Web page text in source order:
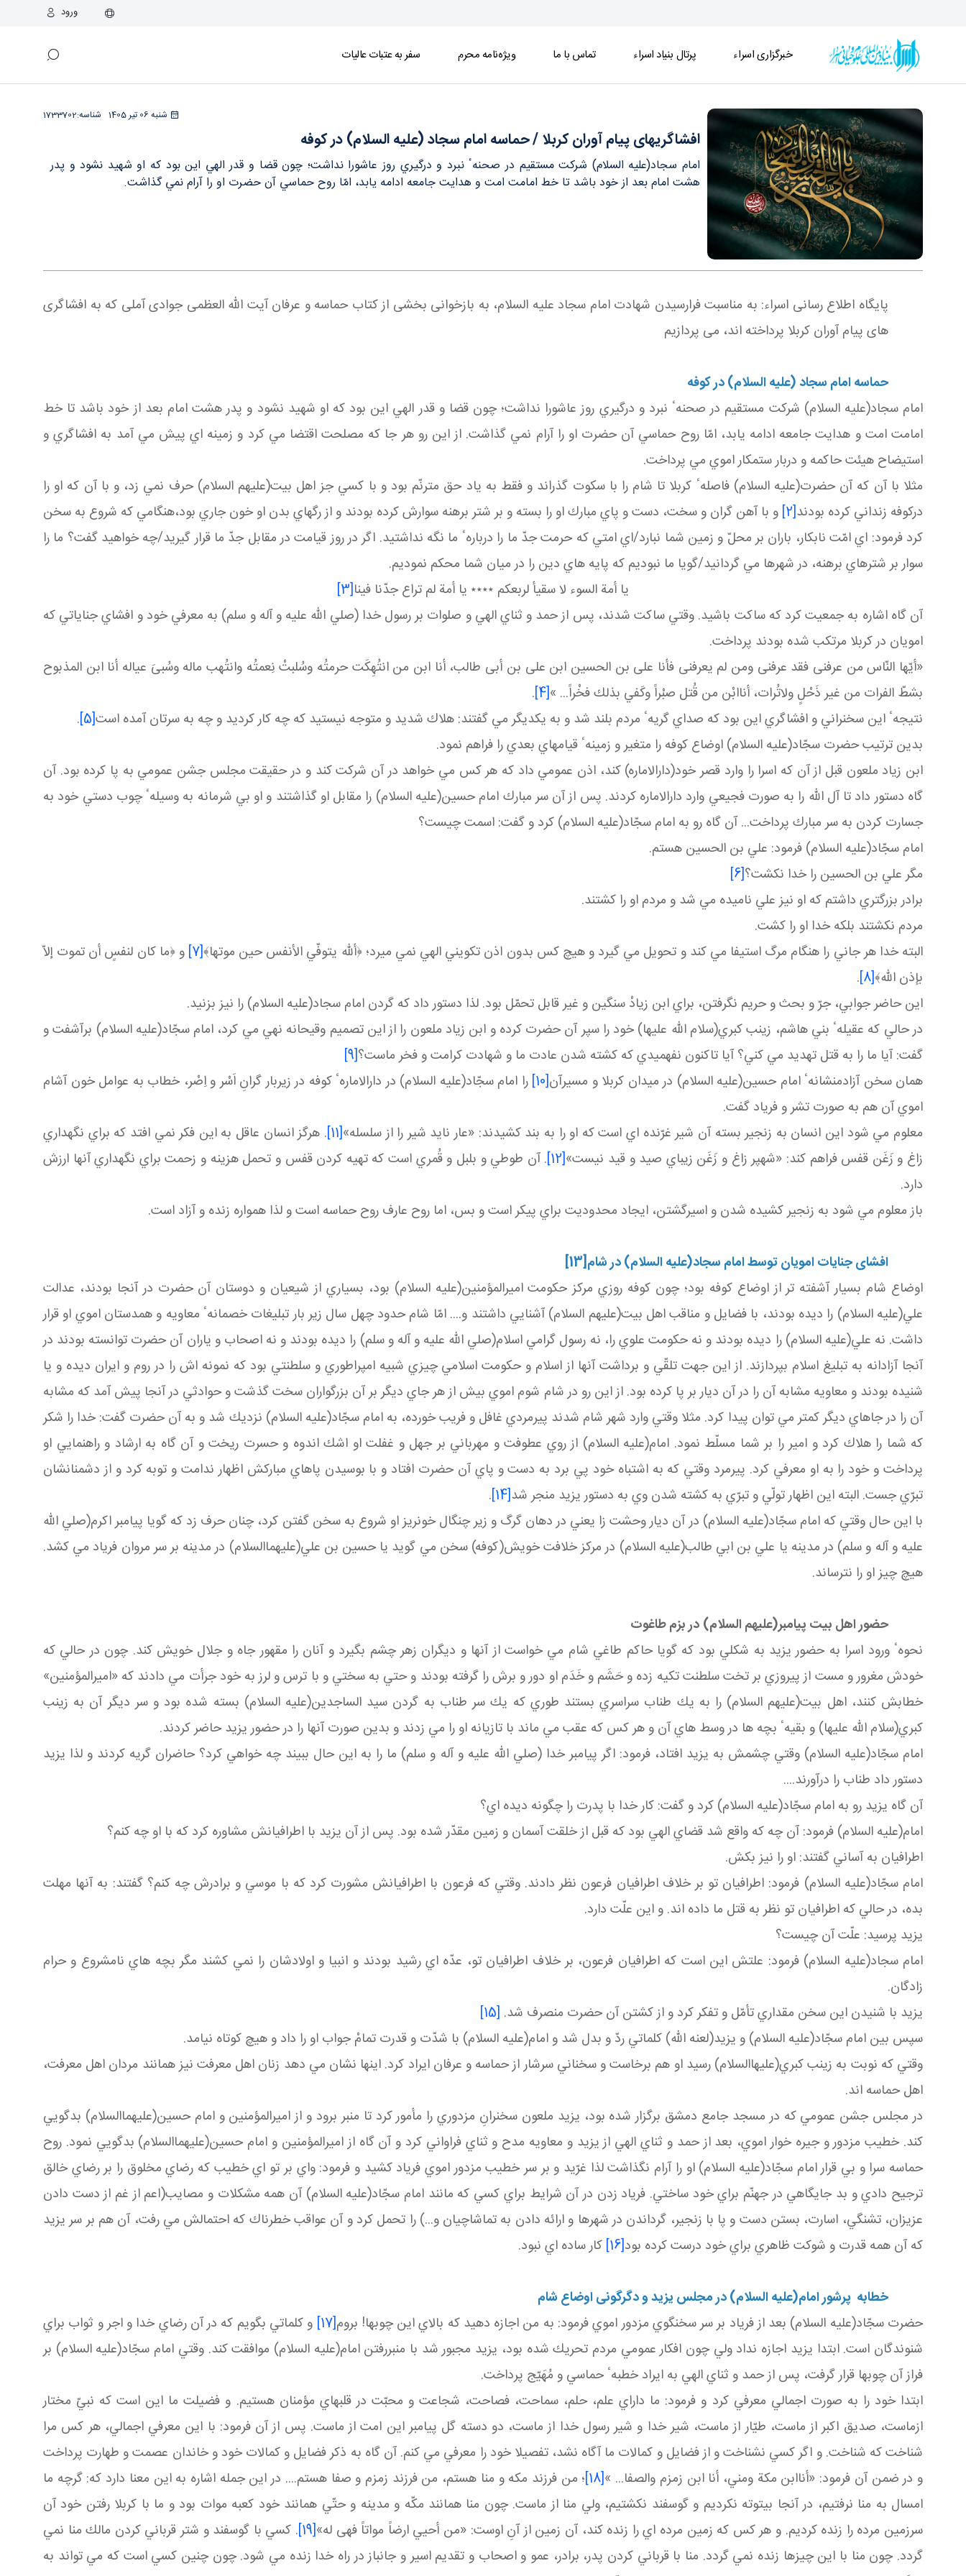
ورود
خبرگزاری اسراء پرتال بنیاد اسراء تماس با ما ویژه‌نامه محرم سفر به عتبات عالیات
شنبه 06 تیر 1405 1733702شناسه:
افشاگريهای پيام آوران کربلا / حماسه امام سجاد (عليه السلام) در کوفه
امام سجاد(عليه السلام) شركت مستقيم در صحنهٴ نبرد و درگيري روز عاشورا نداشت؛ چون قضا و قدر الهي اين بود كه او شهيد نشود و پدر
هشت امام بعد از خود باشد تا خط امامت امت و هدايت جامعه ادامه يابد، امّا روح حماسي آن حضرت او را آرام نمي گذاشت.
پایگاه اطلاع رسانی اسراء: به مناسبت فرارسیدن شهادت امام سجاد علیه السلام، به بازخوانی بخشی از کتاب حماسه و عرفان آیت الله العظمی جوادی آملی که به افشاگری
های پیام آوران کربلا پرداخته اند، می پردازیم
حماسه امام سجاد (عليه السلام) در کوفه
امام سجاد(عليه السلام) شركت مستقيم در صحنهٴ نبرد و درگيري روز عاشورا نداشت؛ چون قضا و قدر الهي اين بود كه او شهيد نشود و پدر هشت امام بعد از خود باشد تا خط
امامت امت و هدايت جامعه ادامه يابد، امّا روح حماسي آن حضرت او را آرام نمي گذاشت. از اين رو هر جا كه مصلحت اقتضا مي كرد و زمينه اي پيش مي آمد به افشاگري و
استيضاح هيئت حاكمه و دربار ستمكار اموي مي پرداخت.
مثلا با آن كه آن حضرت(عليه السلام) فاصلهٴ كربلا تا شام را با سكوت گذراند و فقط به ياد حق مترنّم بود و با كسي جز اهل بيت(عليهم السلام) حرف نمي زد، و با آن كه او را
دركوفه زنداني كرده بودند[2] و با آهن گران و سخت، دست و پاي مبارك او را بسته و بر شتر برهنه سوارش كرده بودند و از رگهاي بدن او خون جاري بود،هنگامي كه شروع به سخن
كرد فرمود: اي امّت نابكار، باران بر محلّ و زمين شما نبارد/اي امتي كه حرمت جدّ ما را دربارهٴ ما نگه نداشتيد. اگر در روز قيامت در مقابل جدّ ما قرار گيريد/چه خواهيد گفت؟ ما را
سوار بر شترهاي برهنه، در شهرها مي گردانيد/گويا ما نبوديم كه پايه هاي دين را در ميان شما محكم نموديم.
يا أمة السوء لا سقيأ لربعكم ٭٭٭٭ يا أمة لم تراع جدّنا فينا[3]
آن گاه اشاره به جمعيت كرد كه ساكت باشيد. وقتي ساكت شدند، پس از حمد و ثناي الهي و صلوات بر رسول خدا (صلي الله عليه و آله و سلم) به معرفي خود و افشاي جناياتي كه
امويان در كربلا مرتكب شده بودند پرداخت.
«أيّها النّاس من عرفنى فقد عرفنى ومن لم يعرفنى فأنا على بن الحسين ابن على بن أبى طالب، أنا ابن من انتُهِكَت حرمتُه وسُلبتْ نِعمتُه وانتُهب ماله وسُبىَ عياله أنا ابن المذبوح
بشطّ الفرات من غير ذَحْلٍ ولاتُرات، أناابْن من قُتل صبْراً وكَفي بذلك فخْراً... »[4]
.
نتيجهٴ اين سخنراني و افشاگري اين بود كه صداي گريهٴ مردم بلند شد و به يكديگر مي گفتند: هلاك شديد و متوجه نيستيد كه چه كار كرديد و چه به سرتان آمده است[5]
.
بدين ترتيب حضرت سجّاد(عليه السلام) اوضاع كوفه را متغير و زمينهٴ قيامهاي بعدي را فراهم نمود.
ابن زياد ملعون قبل از آن كه اسرا را وارد قصر خود(دارالاماره) كند، اذن عمومي داد كه هر كس مي خواهد در آن شركت كند و در حقيقت مجلس جشن عمومي به پا كرده بود. آن
گاه دستور داد تا آل الله را به صورت فجيعي وارد دارالاماره كردند. پس از آن سر مبارك امام حسين(عليه السلام) را مقابل او گذاشتند و او بي شرمانه به وسيلهٴ چوب دستي خود به
جسارت كردن به سر مبارك پرداخت... آن گاه رو به امام سجّاد(عليه السلام) كرد و گفت: اسمت چيست؟
امام سجّاد(عليه السلام) فرمود: علي بن الحسين هستم.
مگر علي بن الحسين را خدا نكشت؟[6]
برادر بزرگتري داشتم كه او نيز علي ناميده مي شد و مردم او را كشتند.
مردم نكشتند بلكه خدا او را كشت.
البته خدا هر جاني را هنگام مرگ استيفا مي كند و تحويل مي گيرد و هيچ كس بدون اذن تكويني الهي نمي ميرد؛ ﴿ألله يتوفّي الأنفس حين موتها﴾[7] و ﴿ما كان لنفسٍ أن تموت إلاّ
بإذن الله﴾[8]
.
اين حاضر جوابي، جرّ و بحث و حريم نگرفتن، براي ابن زيادْ سنگين و غير قابل تحمّل بود. لذا دستور داد كه گردن امام سجاد(عليه السلام) را نيز بزنيد.
در حالي كه عقيلهٴ بني هاشم، زينب كبري(سلام الله عليها) خود را سپر آن حضرت كرده و ابن زياد ملعون را از اين تصميم وقيحانه نهي مي كرد، امام سجّاد(عليه السلام) برآشفت و
گفت: آيا ما را به قتل تهديد مي كني؟ آيا تاكنون نفهميدي كه كشته شدن عادت ما و شهادت كرامت و فخر ماست؟[9]
همان سخن آزادمنشانهٴ امام حسين(عليه السلام) در ميدان كربلا و مسيرآن[10] را امام سجّاد(عليه السلام) در دارالامارهٴ كوفه در زيربار گرانِ اَسْر و اِصْر، خطاب به عوامل خون آشام
اموي آن هم به صورت تشر و فرياد گفت.
معلوم مي شود اين انسان به زنجير بسته آن شير غرّنده اي است كه او را به بند كشيدند: «عار نايد شير را از سلسله»[11]. هرگز انسان عاقل به اين فكر نمي افتد كه براي نگهداري
زاغ و زَغَن قفس فراهم كند: «شهپر زاغ و زَغَن زيباي صيد و قيد نيست»[12]. آن طوطي و بلبل و قُمري است كه تهيه كردن قفس و تحمل هزينه و زحمت براي نگهداري آنها ارزش
دارد.
باز معلوم مي شود به زنجير كشيده شدن و اسيرگشتن، ايجاد محدوديت براي پيكر است و بس، اما روح عارف روح حماسه است و لذا همواره زنده و آزاد است.
افشای جنايات امويان توسط امام سجاد(عليه السلام)در شام[13]
اوضاع شام بسيار آشفته تر از اوضاع كوفه بود؛ چون كوفه روزي مركز حكومت اميرالمؤمنين(عليه السلام) بود، بسياري از شيعيان و دوستان آن حضرت در آنجا بودند، عدالت
علي(عليه السلام) را ديده بودند، با فضايل و مناقب اهل بيت(عليهم السلام) آشنايي داشتند و.... امّا شام حدود چهل سال زير بار تبليغات خصمانهٴ معاويه و همدستان اموي او قرار
داشت. نه علي(عليه السلام) را ديده بودند و نه حكومت علوي را، نه رسول گرامي اسلام(صلي الله عليه و آله و سلم) را ديده بودند و نه اصحاب و ياران آن حضرت توانسته بودند در
آنجا آزادانه به تبليغ اسلام بپردازند. از اين جهت تلقّي و برداشت آنها از اسلام و حكومت اسلامي چيزي شبيه امپراطوري و سلطنتي بود كه نمونه اش را در روم و ايران ديده و يا
شنيده بودند و معاويه مشابه آن را در آن ديار بر پا كرده بود. از اين رو در شام شوم اموي بيش از هر جاي ديگر بر آن بزرگواران سخت گذشت و حوادثي در آنجا پيش آمد كه مشابه
آن را در جاهاي ديگر كمتر مي توان پيدا كرد. مثلا وقتي وارد شهر شام شدند پيرمردي غافل و فريب خورده، به امام سجّاد(عليه السلام) نزديك شد و به آن حضرت گفت: خدا را شكر
كه شما را هلاك كرد و امير را بر شما مسلّط نمود. امام(عليه السلام) از روي عطوفت و مهرباني بر جهل و غفلت او اشك اندوه و حسرت ريخت و آن گاه به ارشاد و راهنمايي او
پرداخت و خود را به او معرفي كرد. پيرمرد وقتي كه به اشتباه خود پي برد به دست و پاي آن حضرت افتاد و با بوسيدن پاهاي مباركش اظهار ندامت و توبه كرد و از دشمنانشان
تبرّي جست. البته اين اظهار تولّي و تبرّي به كشته شدن وي به دستور يزيد منجر شد[14]
.
با اين حال وقتي كه امام سجّاد(عليه السلام) در آن ديار وحشت زا يعني در دهان گرگ و زير چنگال خونريز او شروع به سخن گفتن كرد، چنان حرف زد كه گويا پيامبر اكرم(صلي الله
عليه و آله و سلم) در مدينه يا علي بن ابي طالب(عليه السلام) در مركز خلافت خويش(كوفه) سخن مي گويد يا حسين بن علي(عليهماالسلام) در مدينه بر سر مروان فرياد مي كشد.
هيچ چيز او را نترساند.
حضور اهل بيت پيامبر(عليهم السلام) در بزم طاغوت
نحوهٴ ورود اسرا به حضور يزيد به شكلي بود كه گويا حاكم طاغي شام مي خواست از آنها و ديگران زهر چشم بگيرد و آنان را مقهور جاه و جلال خويش كند. چون در حالي كه
خودش مغرور و مست از پيروزي بر تخت سلطنت تكيه زده و حَشَم و خَدَم او دور و برش را گرفته بودند و حتي به سختي و با ترس و لرز به خود جرأت مي دادند كه «اميرالمؤمنين»
خطابش كنند، اهل بيت(عليهم السلام) را به يك طناب سراسري بستند طوري كه يك سر طناب به گردن سيد الساجدين(عليه السلام) بسته شده بود و سر ديگر آن به زينب
كبري(سلام الله عليها) و بقيهٴ بچه ها در وسط هاي آن و هر كس كه عقب مي ماند با تازيانه او را مي زدند و بدين صورت آنها را در حضور يزيد حاضر كردند.
امام سجّاد(عليه السلام) وقتي چشمش به يزيد افتاد، فرمود: اگر پيامبر خدا (صلي الله عليه و آله و سلم) ما را به اين حال ببيند چه خواهي كرد؟ حاضران گريه كردند و لذا يزيد
دستور داد طناب را درآورند....
آن گاه يزيد رو به امام سجّاد(عليه السلام) كرد و گفت: كار خدا با پدرت را چگونه ديده اي؟
امام(عليه السلام) فرمود: آن چه كه واقع شد قضاي الهي بود كه قبل از خلقت آسمان و زمين مقدّر شده بود. پس از آن يزيد با اطرافيانش مشاوره كرد كه با او چه كنم؟
اطرافيان به آساني گفتند: او را نيز بكش.
امام سجّاد(عليه السلام) فرمود: اطرافيان تو بر خلاف اطرافيان فرعون نظر دادند. وقتي كه فرعون با اطرافيانش مشورت كرد كه با موسي و برادرش چه كنم؟ گفتند: به آنها مهلت
بده، در حالي كه اطرافيان تو نظر به قتل ما داده اند. و اين علّت دارد.
يزيد پرسيد: علّت آن چيست؟
امام سجاد(عليه السلام) فرمود: علتش اين است كه اطرافيان فرعون، بر خلاف اطرافيان تو، عدّه اي رشيد بودند و انبيا و اولادشان را نمي كشند مگر بچه هاي نامشروع و حرام
زادگان.
يزيد با شنيدن اين سخن مقداري تأمّل و تفكر كرد و از كشتن آن حضرت منصرف شد. [15]
سپس بين امام سجّاد(عليه السلام) و يزيد(لعنه الله) كلماتي ردّ و بدل شد و امام(عليه السلام) با شدّت و قدرت تمامْ جواب او را داد و هيچ كوتاه نيامد.
وقتي كه نوبت به زينب كبري(عليهاالسلام) رسيد او هم برخاست و سخناني سرشار از حماسه و عرفان ايراد كرد. اينها نشان مي دهد زنان اهل معرفت نيز همانند مردان اهل معرفت،
اهل حماسه اند.
در مجلس جشن عمومي كه در مسجد جامع دمشق برگزار شده بود، يزيد ملعون سخنرانِ مزدوري را مأمور كرد تا منبر برود و از اميرالمؤمنين و امام حسين(عليهماالسلام) بدگويي
كند. خطيب مزدور و جيره خوار اموي، بعد از حمد و ثناي الهي از يزيد و معاويه مدح و ثناي فراواني كرد و آن گاه از اميرالمؤمنين و امام حسين(عليهماالسلام) بدگويي نمود. روح
حماسه سرا و بي قرار امام سجّاد(عليه السلام) او را آرام نگذاشت لذا غرّيد و بر سر خطيب مزدور اموي فرياد كشيد و فرمود: واي بر تو اي خطيب كه رضاي مخلوق را بر رضاي خالق
ترجيح دادي و بد جايگاهي در جهنّم براي خود ساختي. فرياد زدن در آن شرايط براي كسي كه مانند امام سجّاد(عليه السلام) آن همه مشكلات و مصايب(اعم از غم از دست دادن
عزيزان، تشنگي، اسارت، بستن دست و پا با زنجير، گرداندن در شهرها و ارائه دادن به تماشاچيان و...) را تحمل كرد و آن عواقب خطرناك كه احتمالش مي رفت، آن هم بر سر يزيد
كه آن همه قدرت و شوكت ظاهري براي خود درست كرده بود[16] كار ساده اي نبود.
خطابه پرشور امام(عليه السلام)در مجلس يزيد و دگرگونی اوضاع شام
حضرت سجّاد(عليه السلام) بعد از فرياد بر سر سخنگوي مزدور اموي فرمود: به من اجازه دهيد كه بالاي اين چوبها! بروم[17] و كلماتي بگويم كه در آن رضاي خدا و اجر و ثواب براي
شنوندگان است. ابتدا يزيد اجازه نداد ولي چون افكار عمومي مردم تحريك شده بود، يزيد مجبور شد با منبررفتن امام(عليه السلام) موافقت كند. وقتي امام سجّاد(عليه السلام) بر
فراز آن چوبها قرار گرفت، پس از حمد و ثناي الهي به ايراد خطبهٴ حماسي و مُهَيّج پرداخت.
ابتدا خود را به صورت اجمالي معرفي كرد و فرمود: ما داراي علم، حلم، سماحت، فصاحت، شجاعت و محبّت در قلبهاي مؤمنان هستيم. و فضيلت ما اين است كه نبيّ مختار
ازماست، صديق اكبر از ماست، طيّار از ماست، شير خدا و شير رسول خدا از ماست، دو دسته گل پيامبر اين امت از ماست. پس از آن فرمود: با اين معرفي اجمالي، هر كس مرا
شناخت كه شناخت. و اگر كسي نشناخت و از فضايل و كمالات ما آگاه نشد، تفصيلا خود را معرفي مي كنم. آن گاه به ذكر فضايل و كمالات خود و خاندان عصمت و طهارت پرداخت
و در ضمن آن فرمود: «أناابن مكة ومني، أنا ابن زمزم والصفا... »[18]؛ من فرزند مكه و منا هستم، من فرزند زمزم و صفا هستم.... در اين جمله اشاره به اين معنا دارد كه: گرچه ما
امسال به منا نرفتيم، در آنجا بيتوته نكرديم و گوسفند نكشتيم، ولي منا از ماست. چون منا همانند مكّه و مدينه و حتّي همانند خود كعبه موات بود و ما با كربلا رفتن خود آن
سرزمين مرده را زنده كرديم. و هر كس كه زمين مرده اي را زنده كند، آن زمين از آنِ اوست: «من أحيي ارضاً مواتاً فهى له»[19]. كسي با گوسفند و شتر قرباني كردن مالك منا نمي
گردد. چون منا با اين چيزها زنده نمي گردد. منا با قرباني كردن پدر، برادر، عمو و اصحاب و تقديم اسير و جانباز در راه خدا زنده مي شود. چون چنين كسي است كه مي تواند به